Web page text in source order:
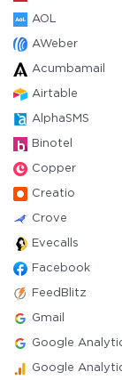
AOL
AWeber
Acumbamail
Airtable
AlphaSMS
Binotel
Copper
Creatio
Crove
Evecalls
Facebook
FeedBlitz
Gmail
Google
Google